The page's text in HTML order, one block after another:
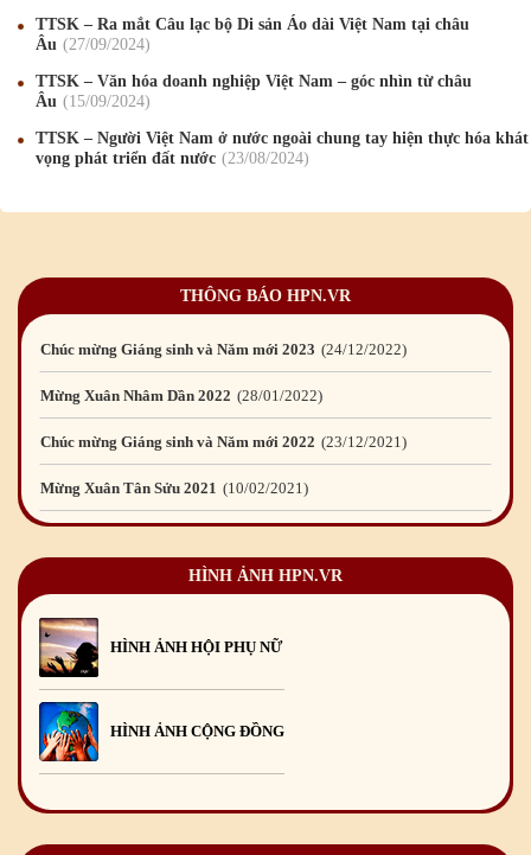
TTSK – Ra mắt Câu lạc bộ Di sản Áo dài Việt Nam tại châu
Âu
27/09/2024
TTSK – Văn hóa doanh nghiệp Việt Nam – góc nhìn từ châu
Âu
15/09/2024
TTSK – Người Việt Nam ở nước ngoài chung tay hiện thực hóa khát
vọng phát triển đất nước
23/08/2024
THÔNG BÁO HPN.VR
Chúc mừng Giáng sinh và Năm mới 2019 22/12/2018
Mừng Xuân Bính Ngọ 2026 15 /02 /2026
Chúc mừng Giáng sinh và Năm mới 2025
Mừng Xuân Giáp Thìn 2024 09/02/2024
Mừng Xuân Quý Mão 2023 14/01/2023
Chúc mừng Giáng sinh và Năm mới 2023 24/12/2022
Mừng Xuân Nhâm Dần 2022 28/01 /2022
Chúc mừng Giáng sinh và Năm mới 2022 23/12/2021
Mừng Xuân Tân Sửu 2021 10/02/2021
Mừng Xuân Canh Tý 2020 22/01/2020
Chúc mừng Giáng sinh và Năm mới 2020
Mừng Xuân Kỷ Hợi 2019
Chúc mừng Giáng sinh và Năm mới 2019
Mừng Xuân Bính Ngọ 2026
Chúc mừng Giáng sinh và Năm mới 2026 24/12/2025
HÌNH ẢNH HPN.VR
HÌNH ẢNH HỘI PHỤ NỮ
HÌNH ẢNH CỘNG ĐỒNG